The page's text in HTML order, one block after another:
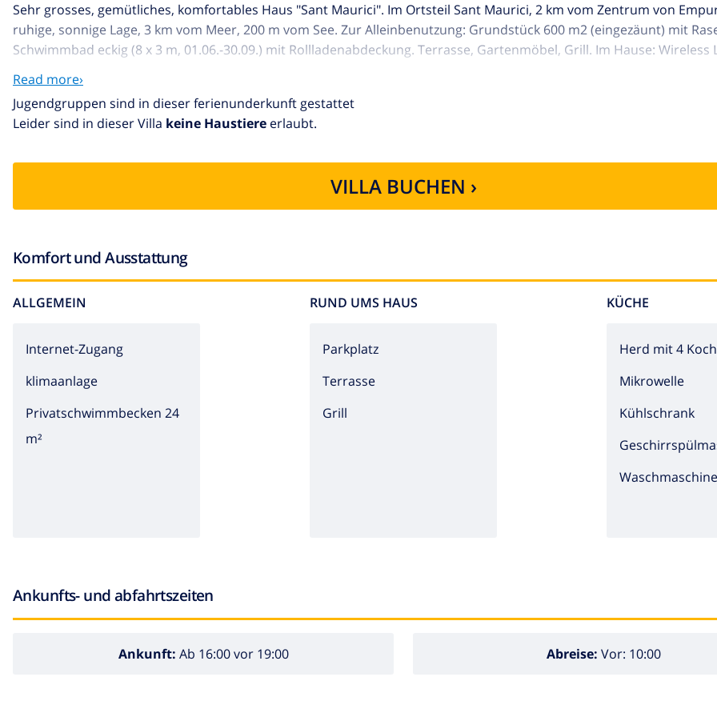
Sehr grosses, gemütliches, komfortables Haus "Sant Maurici". Im Ortsteil Sant Maurici, 2 km vom Zentrum von
ruhige, sonnige Lage, 3 km vom Meer, 200 m vom See. Zur Alleinbenutzung: Grundstück 600 m2 (eingezäunt) mit
Schwimmbad eckig (8 x 3 m, 01.06.-30.09.) mit Rollladenabdeckung. Terrasse, Gartenmöbel, Grill. Im Hause: Wireless
Waschmaschine. Parkplatz (für 3 Autos) beim Haus auf dem Grundstück. Einkaufsgeschäft, Lebensmittelgeschäft,
m, Einkaufszentrum 700 m, Restaurant 200 m, Bar, Internet-Café 100 m, Bushaltestelle 1 km, Sandstrand
Sporthafen 3 km, Golfplatz (15 Loch) 12 km, Segelschule 3 km, Tennis 650 m, Minigolf 2 km, Reitstall 2 km, Radweg 500
gelegene Sehenswürdigkeiten: Aeródromo y túnel del viento 400 m, Parque Acuático Roses 6 km, Casino y festival de
Read more›
Jugendgruppen sind in dieser ferienunderkunft gestattet
Leider sind in dieser Villa keine Haustiere erlaubt.
VILLA BUCHEN ›
Komfort und Ausstattung
ALLGEMEIN
Internet-Zugang
klimaanlage
Privatschwimmbecken 24
m²
RUND UMS HAUS
Parkplatz
Terrasse
Grill
KÜCHE
Herd mit 4
Mikrowelle
Kühlschrank
Waschmaschine
Ankunfts- und abfahrtszeiten
Ankunft: Ab 16:00 vor 19:00 Abreise: Vor: 10:00